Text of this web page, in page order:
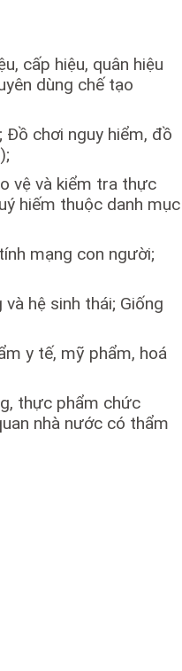
cấp hiệu, quân hiệu
dùng chế tạo
Đồ chơi nguy hiểm, đồ
vệ và kiểm tra thực
hiếm thuộc danh mục
mạng con người;
hệ sinh thái; Giống
y tế, mỹ phẩm, hoá
thực phẩm chức
nhà nước có thẩm